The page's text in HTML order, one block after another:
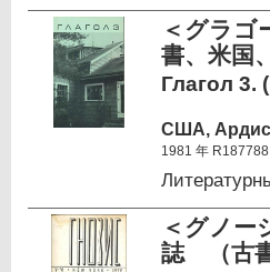
＜グラ
書、米国
Глагол 3.
США, Ардис
1981 年 R187788
＜グノ
誌 （古